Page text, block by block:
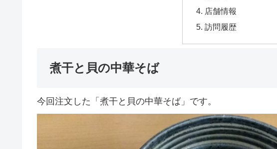
店舗情報
訪問履歴
煮干と貝の中華そば
今回注文した「煮干と貝の中華そば」です。